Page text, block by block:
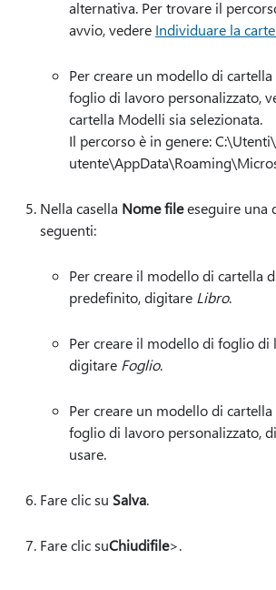
alternativa. Per trovare il
avvio, vedere Individuare la
Per creare un modello di
foglio di lavoro personalizzato,
cartella Modelli sia selezionata.
Il percorso è in genere:
Nella casella Nome fileeseguire una
seguenti:
Per creare il modello di cartella
predefinito, digitare Libro.
Per creare il modello di foglio
digitare Foglio.
Per creare un modello di
foglio di lavoro personalizzato,
usare.
Fare clic su Salva.
Fare clic suChiudifile>.